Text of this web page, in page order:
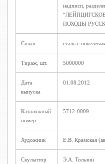
надписи,
ПОХОДЫ
Сплав сталь с
Тираж, шт. 5000000
Дата
выпуска
01.08.2012
Каталожный
номер
5712-0009
Художник Е.В. Крамская
Скульптор Э.А. Тользин